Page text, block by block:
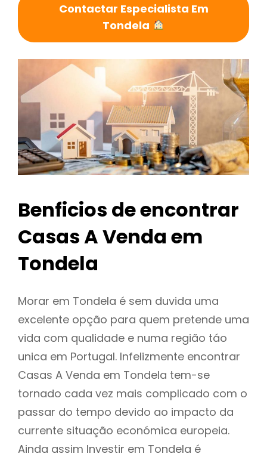
Contactar Especialista Em
Tondela
Benficios de encontrar
Casas A Venda em
Tondela
Morar em Tondela é sem duvida uma
excelente opção para quem pretende uma
vida com qualidade e numa região táo
unica em Portugal. Infelizmente encontrar
Casas A Venda em Tondela tem-se
tornado cada vez mais complicado com o
passar do tempo devido ao impacto da
currente situação económica europeia.
Ainda assim Investir em Tondela é